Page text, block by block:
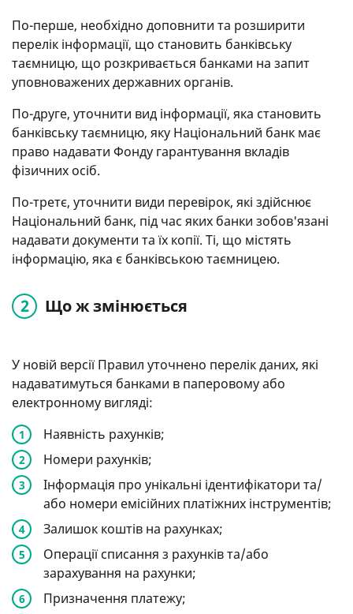
По-перше, необхідно доповнити та розширити
перелік інформації, що становить банківську
таємницю, що розкривається банками на запит
уповноважених державних органів.
По-друге, уточнити вид інформації, яка становить
банківську таємницю, яку Національний банк має
право надавати Фонду гарантування вкладів
фізичних осіб.
По-третє, уточнити види перевірок, які здійснює
Національний банк, під час яких банки зобов'язані
надавати документи та їх копії. Ті, що містять
інформацію, яка є банківською таємницею.
Що ж змінюється
У новій версії Правил уточнено перелік даних, які
надаватимуться банками в паперовому або
електронному вигляді:
Наявність рахунків;
Номери рахунків;
Інформація про унікальні ідентифікатори та/
або номери емісійних платіжних інструментів;
Залишок коштів на рахунках;
Операції списання з рахунків та/або
зарахування на рахунки;
Призначення платежу;